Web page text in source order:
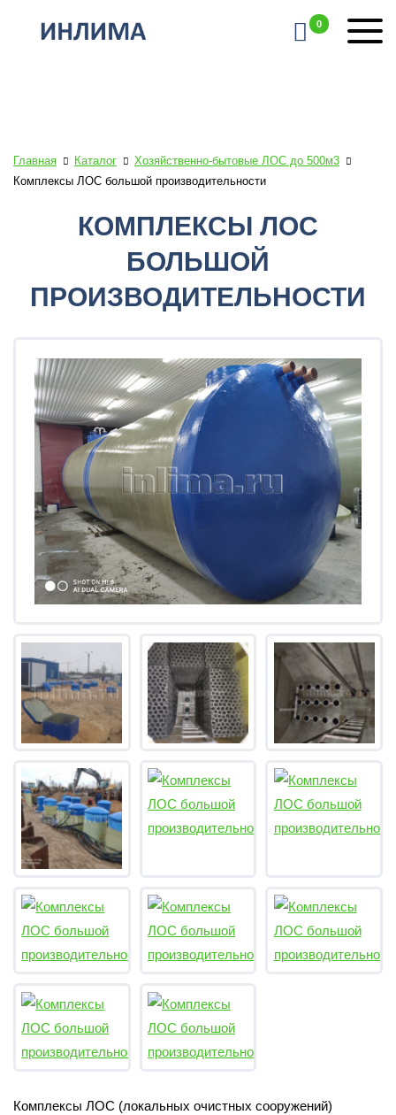
0
Главная Каталог
Хозяйственно-бытовые ЛОС до 500м3
Комплексы ЛОС большой производительности
КОМПЛЕКСЫ ЛОС
БОЛЬШОЙ
ПРОИЗВОДИТЕЛЬНОСТИ
Комплексы ЛОС (локальных очистных сооружений)